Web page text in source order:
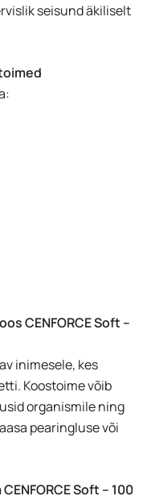
seisund äkiliselt
CENFORCE Soft –
inimesele, kes
Koostoime võib
organismile ning
pearingluse või
Soft – 100